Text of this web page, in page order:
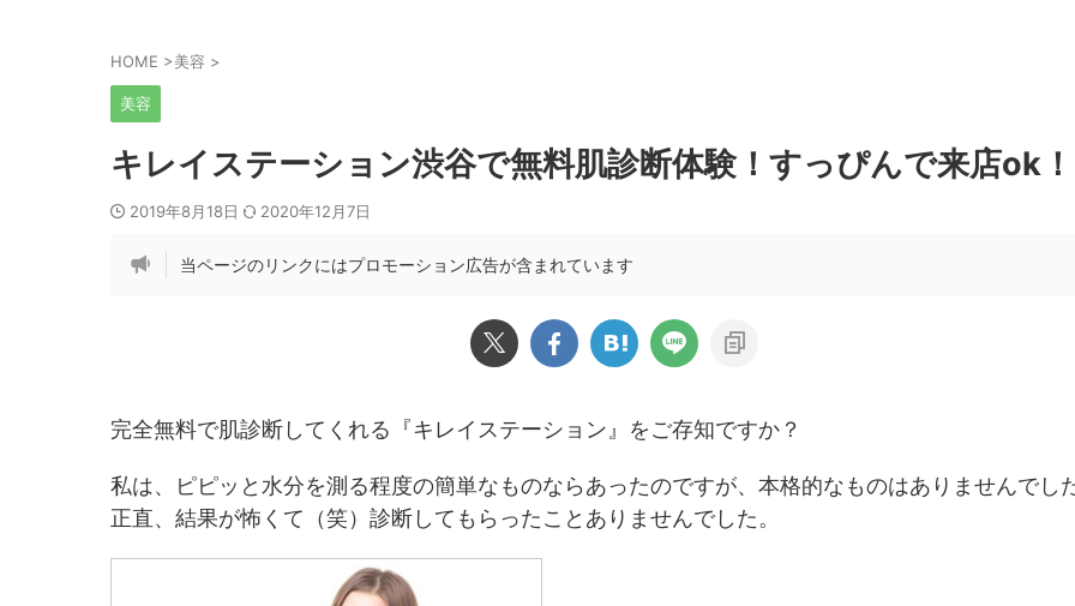
HOME >美容 >
美容
キレイステーション渋谷で無料肌診断体験！すっぴんで来店ok！
2019年8月18日 2020年12月7日
当ページのリンクにはプロモーション広告が含まれています
完全無料で肌診断してくれる『キレイステーション』をご存知ですか？
私は、ピピッと水分を測る程度の簡単なものならあったのですが、本格的なものはありませんでし
正直、結果が怖くて（笑）診断してもらったことありませんでした。